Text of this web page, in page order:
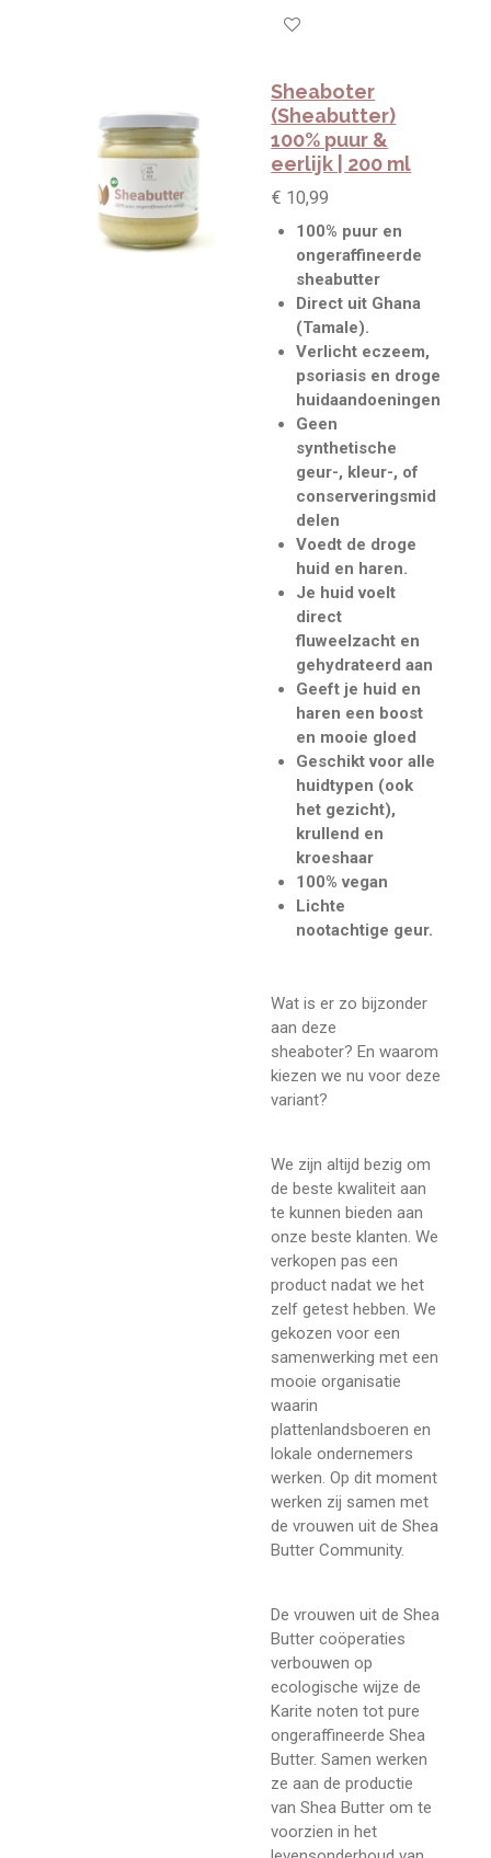
Sheaboter
(Sheabutter)
100% puur &
eerlijk | 200 ml
€ 10,99
100% puur en
ongeraffineerde
sheabutter
Direct uit Ghana
(Tamale).
Verlicht eczeem,
psoriasis en droge
huidaandoeningen
Geen
synthetische
geur-, kleur-, of
conserveringsmid
delen
Voedt de droge
huid en haren.
Je huid voelt
direct
fluweelzacht en
gehydrateerd aan
Geeft je huid en
haren een boost
en mooie gloed
Geschikt voor alle
huidtypen (ook
het gezicht),
krullend en
kroeshaar
100% vegan
Lichte
nootachtige geur.
Wat is er zo bijzonder
aan deze
sheaboter?En waarom
kiezen we nu voor deze
variant?
We zijn altijd bezig om
de beste kwaliteit aan
te kunnen bieden aan
onze beste klanten. We
verkopen pas een
product nadat we het
zelf getest hebben. We
gekozen voor een
samenwerking met een
mooie organisatie
waarin
plattenlandsboeren en
lokale ondernemers
werken. Op dit moment
werken zij samen met
de vrouwen uit de Shea
Butter Community.
De vrouwen uit de Shea
Butter coöperaties
verbouwen op
ecologische wijze de
Karite noten tot pure
ongeraffineerde Shea
Butter. Samen werken
ze aan de productie
van Shea Butter om te
voorzien in het